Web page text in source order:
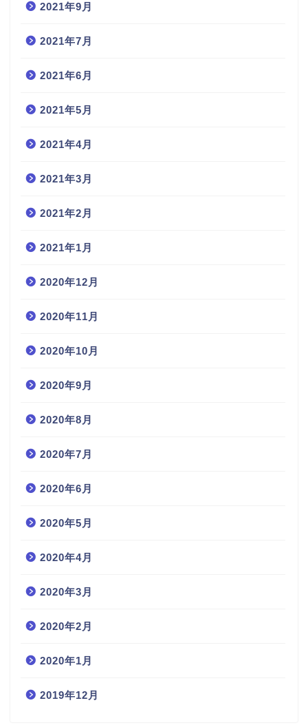
2021年9月
2021年7月
2021年6月
2021年5月
2021年4月
2021年3月
2021年2月
2021年1月
2020年12月
2020年11月
2020年10月
2020年9月
2020年8月
2020年7月
2020年6月
2020年5月
2020年4月
2020年3月
2020年2月
2020年1月
2019年12月